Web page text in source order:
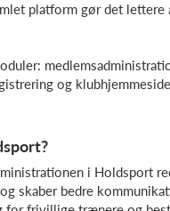
platform gør det
og klubhjemmeside
i Holdsport
skaber bedre